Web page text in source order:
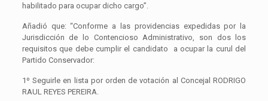
habilitado para ocupar dicho cargo”.
Añadió que: “Conforme a las providencias expedidas por la
Jurisdicción de lo Contencioso Administrativo, son dos los
requisitos que debe cumplir el candidato a ocupar la curul del
Partido Conservador:
1º Seguirle en lista por orden de votación al Concejal RODRIGO
RAUL REYES PEREIRA.